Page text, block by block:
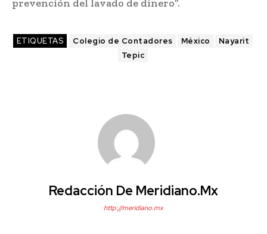
prevención del lavado de dinero”.
ETIQUETAS Colegio de Contadores México
Nayarit
Tepic
Redacción De Meridiano.mx
http://meridiano.mx